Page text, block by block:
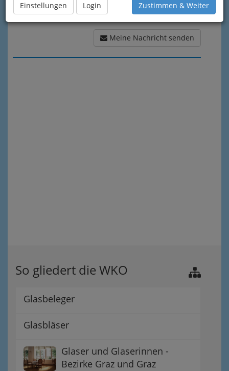
Einstellungen Login Zustimmen & Weiter
Meine Nachricht senden
So gliedert die WKO
Glasbeleger
Glasbläser
Glaser und Glaserinnen -
Bezirke Graz und Graz